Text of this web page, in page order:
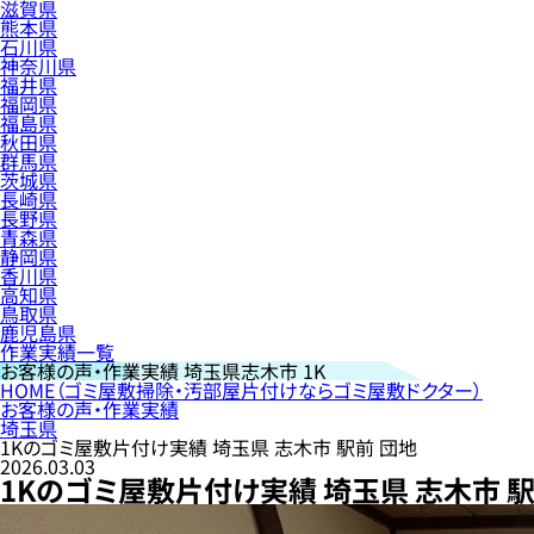
滋賀県
熊本県
石川県
神奈川県
福井県
福岡県
福島県
秋田県
群馬県
茨城県
長崎県
長野県
青森県
静岡県
香川県
高知県
鳥取県
鹿児島県
作業実績一覧
お客様の声・作業実績埼玉県志木市 1K
HOME（ゴミ屋敷掃除・汚部屋片付けならゴミ屋敷ドクター）
お客様の声・作業実績
埼玉県
1Kのゴミ屋敷片付け実績 埼玉県 志木市 駅前 団地
2026.03.03
1Kのゴミ屋敷片付け実績 埼玉県 志木市